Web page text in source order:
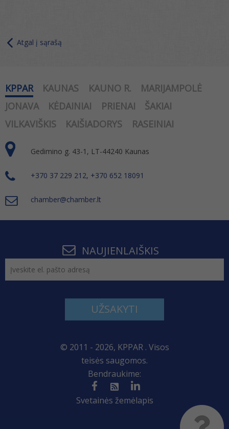
Atgal į sąrašą
KPPAR KAUNAS KAUNO R.
MARIJAMPOLĖ
JONAVA
KĖDAINIAI PRIENAI
ŠAKIAI
VILKAVIŠKIS
KAIŠIADORYS RASEINIAI
Gedimino g. 43-1, LT-44240 Kaunas
+370 37 229 212, +370 652 18091
chamber@chamber.lt
NAUJIENLAIŠKIS
UŽSAKYTI
© 2011 - 2026, KPPAR . Visos
teisės saugomos.
Bendraukime:
Svetainės žemėlapis